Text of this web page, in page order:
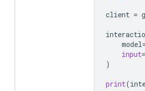
client =
model=
input=
)
print(